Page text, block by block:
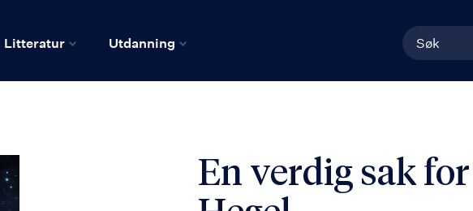
Litteratur Utdanning
Søk
En verdig sak